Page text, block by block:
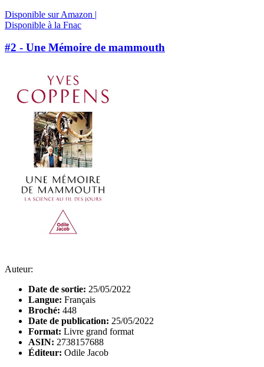
Disponible sur Amazon |
Disponible à la Fnac
#2 - Une Mémoire de mammouth
Auteur:
Date de sortie: 25/05/2022
Langue: Français
Broché: 448
Date de publication: 25/05/2022
Format: Livre grand format
ASIN: 2738157688
Éditeur: Odile Jacob